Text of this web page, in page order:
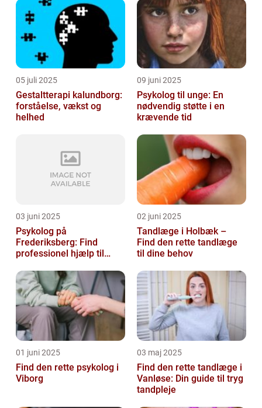
05 juli 2025
Gestaltterapi kalundborg:
forståelse, vækst og
helhed
09 juni 2025
Psykolog til unge: En
nødvendig støtte i en
krævende tid
03 juni 2025
Psykolog på
Frederiksberg: Find
professionel hjælp til
02 juni 2025
Tandlæge i Holbæk –
Find den rette tandlæge
til dine behov
01 juni 2025
Find den rette psykolog i
Viborg
03 maj 2025
Find den rette tandlæge i
Vanløse: Din guide til tryg
tandpleje